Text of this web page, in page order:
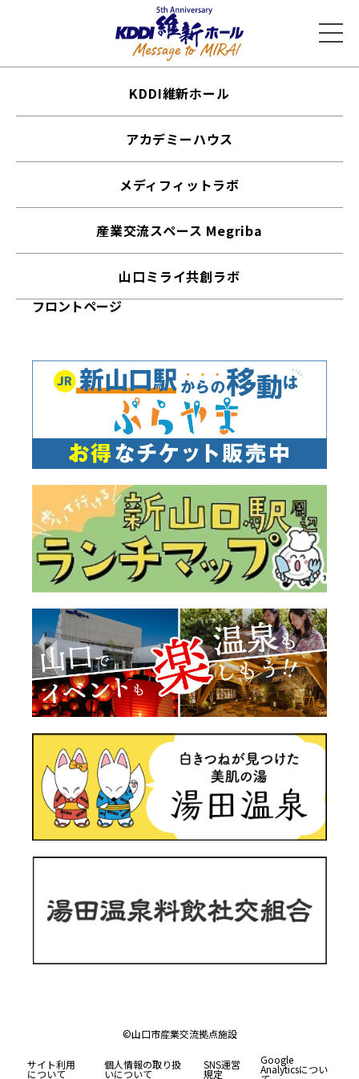
KDDI維新ホール
アカデミーハウス
メディフィットラボ
産業交流スペース Megriba
山口ミライ共創ラボ
フロントページ
©山口市産業交流拠点施設
サイト利用
について
個人情報の取り扱
いについて
SNS運営
規定
Google
Analyticsについ